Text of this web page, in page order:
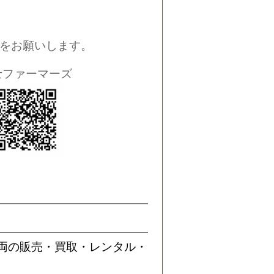
お願いします。
ァーマーズ
販売・買取・レンタル・